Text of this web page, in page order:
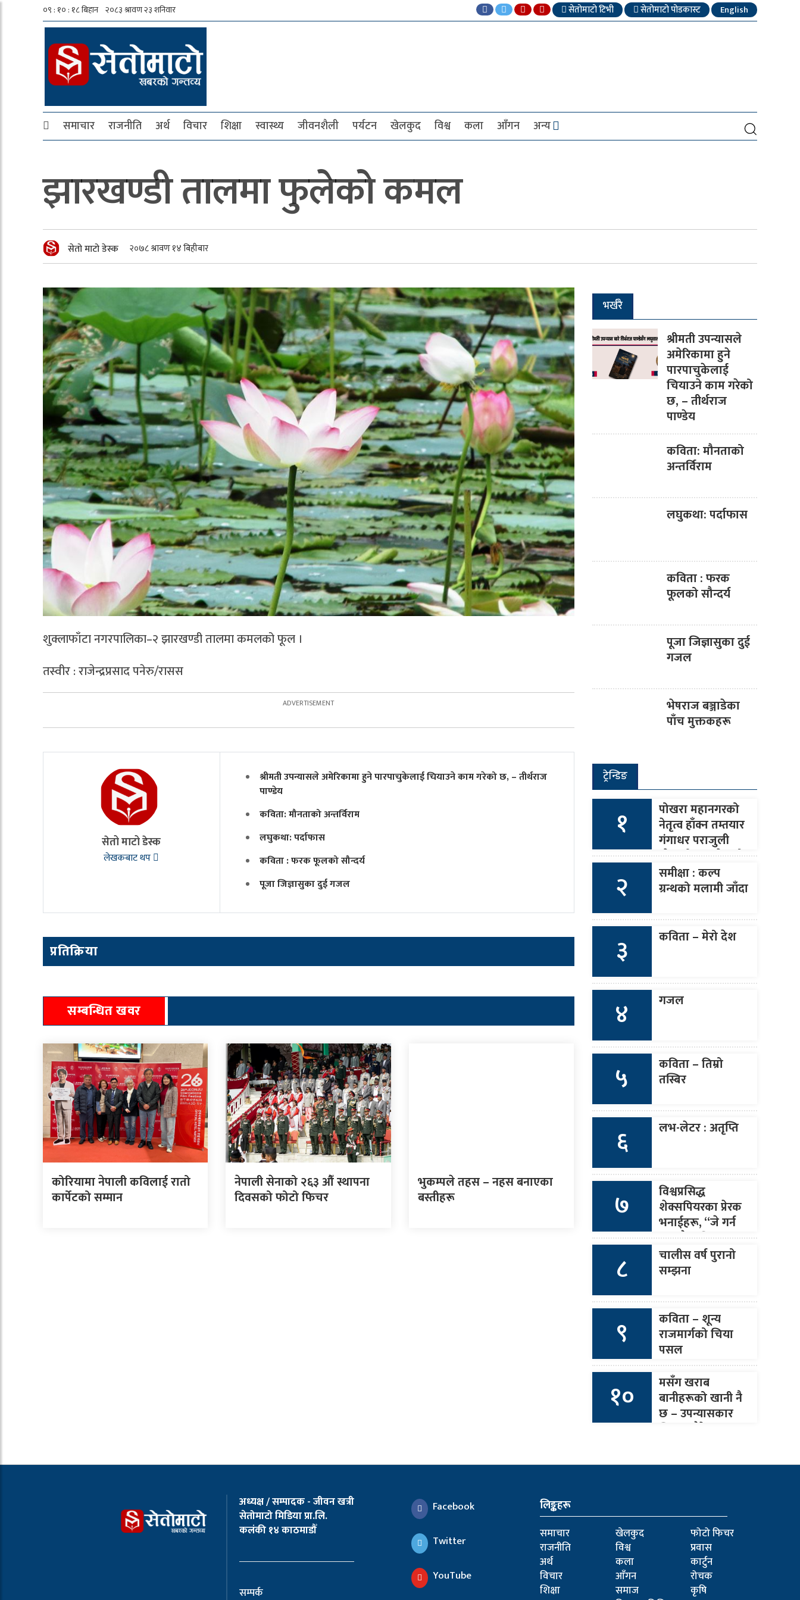
सेतोमाटो टिभी सेतोमाटो पोडकास्ट English
समाचार राजनीति अर्थ विचार शिक्षा स्वास्थ्य जीवनशैली पर्यटन खेलकुद विश्व कला आँगन अन्य
झारखण्डी तालमा फुलेको कमल
सेतो माटो डेस्क २०७८ श्रावण १४ बिहीबार
शुक्लाफाँटा नगरपालिका–२ झारखण्डी तालमा कमलको फूल ।
तस्वीर : राजेन्द्रप्रसाद पनेरु/रासस
सेतो माटो डेस्क
लेखकबाट थप
श्रीमती उपन्यासले अमेरिकामा हुने पारपाचुकेलाई चियाउने काम गरेको छ, – तीर्थराज
पाण्डेय
कविता: मौनताको अन्तर्विराम
लघुकथा: पर्दाफास
कविता : फरक फूलको सौन्दर्य
पूजा जिज्ञासुका दुई गजल
प्रतिक्रिया
सम्बन्धित खवर
कोरियामा नेपाली कविलाई रातो
कार्पेटको सम्मान
नेपाली सेनाको २६३ औँ स्थापना
दिवसको फोटो फिचर
भुकम्पले तहस – नहस बनाएका
बस्तीहरू
भर्खरै
श्रीमती उपन्यासले
अमेरिकामा हुने
पारपाचुकेलाई
चियाउने काम गरेको
छ, – तीर्थराज
पाण्डेय
कविता: मौनताको
अन्तर्विराम
लघुकथा: पर्दाफास
कविता : फरक
फूलको सौन्दर्य
पूजा जिज्ञासुका दुई
गजल
भेषराज बञ्जाडेका
पाँच मुक्तकहरू
ट्रेन्डिङ
१ पोखरा महानगरको
नेतृत्व हाँक्न तम्तयार
गंगाधर पराजुली
(नेपाली कांङ्ग्रेसको
आसन्न १४औँ
महाधिवेशन)
२ समीक्षा : कल्प
ग्रन्थको मलामी जाँदा
३ कविता – मेरो देश
४ गजल
५ कविता – तिम्रो
तस्बिर
६ लभ-लेटर : अतृप्ति
७ विश्वप्रसिद्ध
शेक्सपियरका प्रेरक
भनाईहरू, “जे गर्न
सक्छौ त्यति मात्र
बोल र जे बोल्छौ
त्यही गर ।”
८ चालीस वर्ष पुरानो
सम्झना
९ कविता – शून्य
राजमार्गको चिया
पसल
१० मसँग खराब
बानीहरूको खानी नै
छ – उपन्यासकार
जिएस पौडेल
अध्यक्ष / सम्पादक - जीवन खत्री
सेतोमाटो मिडिया प्रा.लि.
कलंकी १४ काठमाडौँ
सम्पर्क
Facebook
Twitter
YouTube
लिङ्कहरू
समाचार
राजनीति
अर्थ
विचार
शिक्षा
खेलकुद
विश्व
कला
आँगन
समाज
फोटो फिचर
प्रवास
कार्टुन
रोचक
कृषि